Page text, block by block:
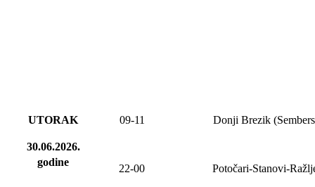
UTORAK
30.06.2026.
godine
09-11 Donji Brezik
22-00 Potočari-Stanovi-